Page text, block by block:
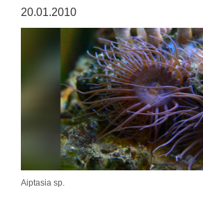
20.01.2010
Aiptasia sp.